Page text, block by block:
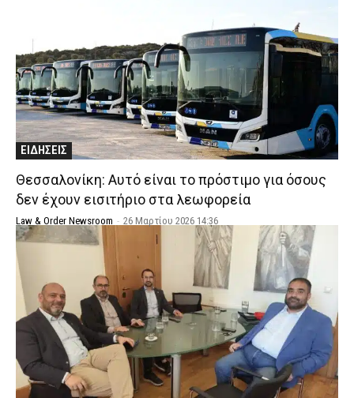
ΕΙΔΗΣΕΙΣ
Θεσσαλονίκη: Αυτό είναι το πρόστιμο για όσους
δεν έχουν εισιτήριο στα λεωφορεία
Law & Order Newsroom - 26 Μαρτίου 2026 14:36